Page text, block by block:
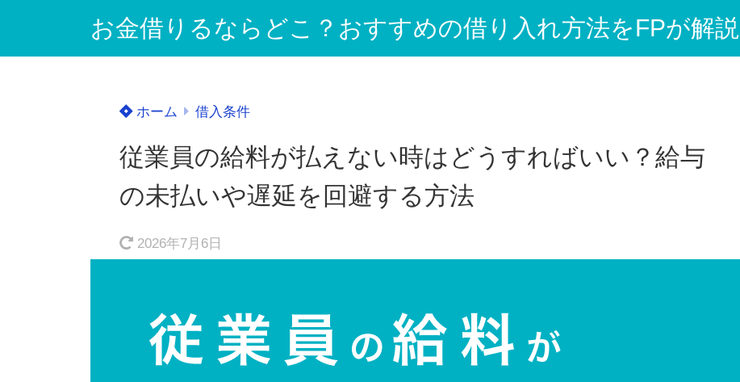
お金借りるならどこ？おすすめの借り入れ方法をFPが解説
ホーム 借入条件
従業員の給料が払えない時はどうすればいい？給与
の未払いや遅延を回避する方法
2026年7月6日